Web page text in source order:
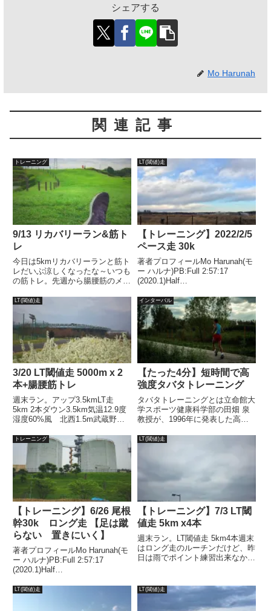
シェアする
Mo Harunah
関連記事
トレーニング
9/13 リカバリーラン&筋ト
レ
今日は5kmリカバリーランと筋ト
レだいぶ涼しくなったな～いつも
の筋トレ。先週から腸腰筋のメニ
ってるけどポイント練習の時は脚
る。もう少し様子を見てみよう。
腸腰筋メニューは至って簡単。
た...
LT(閾値)走
【トレーニング】2022/2/5
ペース走 30k
著者プロフィールMo Harunah(モ
ー ハルナ)PB:Full 2:57:17
(2020.1)Half
2022年1月、2年連続50代サブス
リー達成。週末ラン。昨年10月
以来の30kロン...
LT(閾値)走
3/20 LT閾値走 5000m x 2
本+腸腰筋トレ
週末ラン。アップ3.5kmLT走
5km 2本ダウン3.5km気温12.9度
湿度60%風 北西1.5m武蔵野の
ーゲット 心拍90％だんだん暖
かくなってきて、公園内の花たち
もにぎやかになってきました。花
粉はスギか...
インターバル
【たった4分】短時間で高
強度タバタトレーニング
タバタトレーニングとは立命館大
学スポーツ健康科学部の田畑 泉
教授が、1996年に発表した高強
「タバタ プロトコル」のことで
ニング)というのが定着している
ようで、タバタトレーニングもそ
っち方面で国内より先に海外で高
く評価されていたようです。
トレーニング
【トレーニング】6/26 尾根
幹30k ロング走 【足は蹴
らない 置きにいく】
著者プロフィールMo Harunah(モ
ー ハルナ)PB:Full 2:57:17
(2020.1)Half
50代サブスリー達成。週末ラ
LT(閾値)走
【トレーニング】7/3 LT閾
値走 5km x4本
週末ラン。LT閾値走 5km4本週末
はロング走のルーチンだけど、昨
日は雨でポイント練習出来なかっ
みました。5kmｘ4本は久しぶり
で年末以来。コンディションは風
がなく走りやすかったけ...
LT(閾値)走 LT(閾値)走